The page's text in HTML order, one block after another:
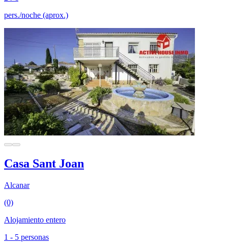
pers./noche (aprox.)
Casa Sant Joan
Alcanar
(0)
Alojamiento entero
1 - 5 personas